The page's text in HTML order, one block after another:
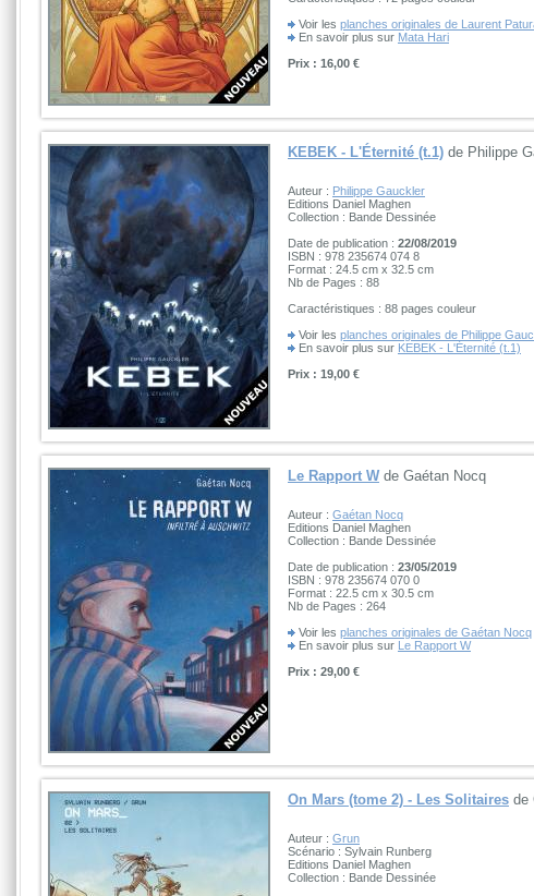
Voir les planches originales de Laurent
En savoir plus sur Mata Hari
Prix : 16,00 €
KEBEK - L'Éternité (t.1) de Philippe
Auteur : Philippe Gauckler
Editions Daniel Maghen
Collection : Bande Dessinée
Date de publication : 22/08/2019
ISBN : 978 235674 074 8
Format : 24.5 cm x 32.5 cm
Nb de Pages : 88
Caractéristiques : 88 pages couleur
Voir les planches originales de Philippe
En savoir plus sur KEBEK - L'Éternité (t.1)
Prix : 19,00 €
Le Rapport W de Gaétan Nocq
Auteur : Gaétan Nocq
Editions Daniel Maghen
Collection : Bande Dessinée
Date de publication : 23/05/2019
ISBN : 978 235674 070 0
Format : 22.5 cm x 30.5 cm
Nb de Pages : 264
Voir les planches originales de Gaétan Nocq
En savoir plus sur Le Rapport W
Prix : 29,00 €
On Mars (tome 2) - Les Solitaires de
Auteur : Grun
Scénario : Sylvain Runberg
Editions Daniel Maghen
Collection : Bande Dessinée